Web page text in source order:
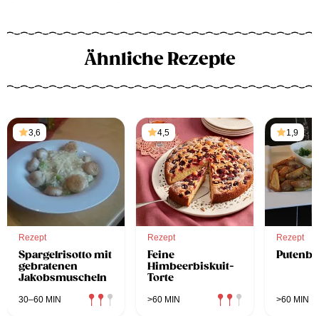
Ähnliche Rezepte
3,6
Rezept
Spargelrisotto mit
gebratenen
Jakobsmuscheln
30–60 MIN
4,5
Rezept
Feine
Himbeerbiskuit-
Torte
>60 MIN
1,9
Rezept
>60 MIN